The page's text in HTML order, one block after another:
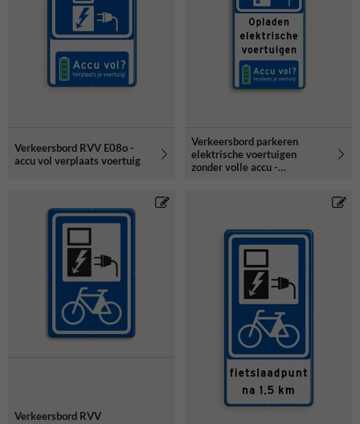
Verkeersbord RVV E08o -
accu vol verplaats voertuig
Verkeersbord parkeren
elektrische voertuigen
zonder volle accu -
Verkeersbord RVV